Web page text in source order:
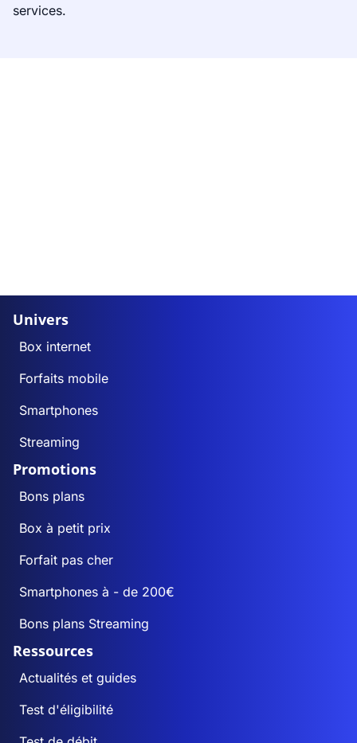
services.
Univers
Box internet
Forfaits mobile
Smartphones
Streaming
Promotions
Bons plans
Box à petit prix
Forfait pas cher
Smartphones à - de 200€
Bons plans Streaming
Ressources
Actualités et guides
Test d'éligibilité